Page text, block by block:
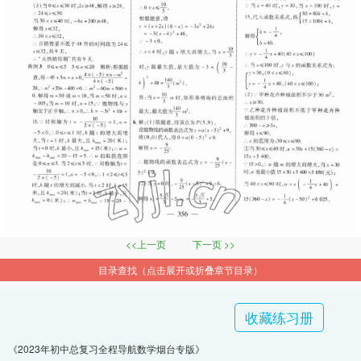
<<上一页
下一页 >>
目录查找（点击展开或折叠章节目录）
收藏练习册
《2023年初中总复习全程导航数学烟台专版》